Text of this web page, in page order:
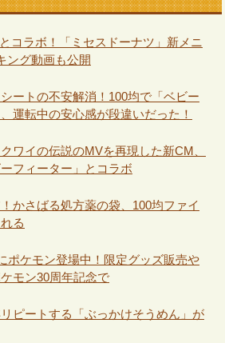
コラボ！「ミセスドーナツ」新メニ
ング動画も公開
ートの不安解消！100均で「ベビー
運転中の安心感が段違いだった！
ワイの伝説のMVを再現した新CM、
フィーター」とコラボ
かさばる処方薬の袋、100均ファイ
る
ポケモン登場中！限定グッズ販売や
モン30周年記念で
ピートする「ぶっかけそうめん」が